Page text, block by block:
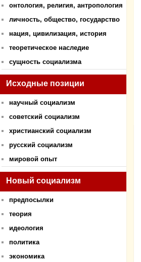
онтология, религия, антропология
личность, общество, государство
нация, цивилизация, история
теоретическое наследие
сущность социализма
Исходные позиции
научный социализм
советский социализм
христианский социализм
русский социализм
мировой опыт
Новый социализм
предпосылки
теория
идеология
политика
экономика